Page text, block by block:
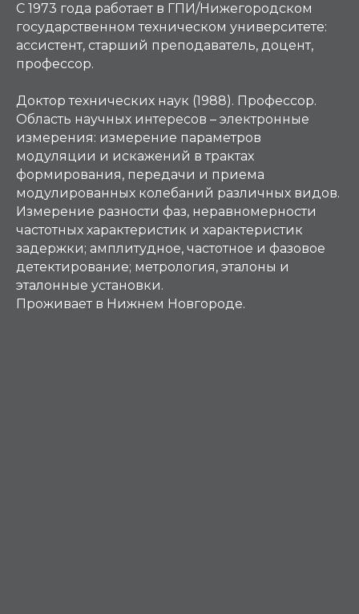
С 1973 года работает в ГПИ/Нижегородском
государственном техническом университете:
ассистент, старший преподаватель, доцент,
профессор.
Доктор технических наук (1988). Профессор.
Область научных интересов – электронные
измерения: измерение параметров
модуляции и искажений в трактах
формирования, передачи и приема
модулированных колебаний различных видов.
Измерение разности фаз, неравномерности
частотных характеристик и характеристик
задержки; амплитудное, частотное и фазовое
детектирование; метрология, эталоны и
эталонные установки.
Проживает в Нижнем Новгороде.